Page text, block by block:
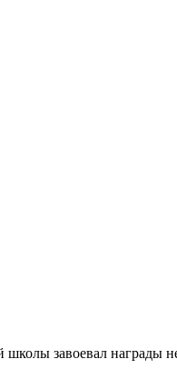
завоевал награды